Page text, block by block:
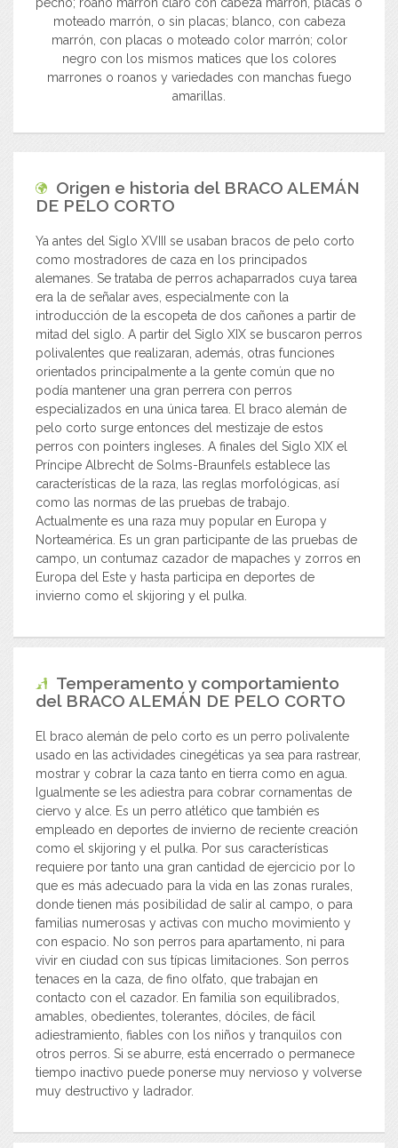
moteado marrón, o sin placas; blanco, con cabeza
marrón, con placas o moteado color marrón; color
negro con los mismos matices que los colores
marrones o roanos y variedades con manchas fuego
amarillas.
Origen e historia del BRACO ALEMÁN
DE PELO CORTO
Ya antes del Siglo XVIII se usaban bracos de pelo corto
como mostradores de caza en los principados
alemanes. Se trataba de perros achaparrados cuya tarea
era la de señalar aves, especialmente con la
introducción de la escopeta de dos cañones a partir de
mitad del siglo. A partir del Siglo XIX se buscaron perros
polivalentes que realizaran, además, otras funciones
orientados principalmente a la gente común que no
podía mantener una gran perrera con perros
especializados en una única tarea. El braco alemán de
pelo corto surge entonces del mestizaje de estos
perros con pointers ingleses. A finales del Siglo XIX el
Príncipe Albrecht de Solms-Braunfels establece las
características de la raza, las reglas morfológicas, así
como las normas de las pruebas de trabajo.
Actualmente es una raza muy popular en Europa y
Norteamérica. Es un gran participante de las pruebas de
campo, un contumaz cazador de mapaches y zorros en
Europa del Este y hasta participa en deportes de
invierno como el skijoring y el pulka.
Temperamento y comportamiento
del BRACO ALEMÁN DE PELO CORTO
El braco alemán de pelo corto es un perro polivalente
usado en las actividades cinegéticas ya sea para rastrear,
mostrar y cobrar la caza tanto en tierra como en agua.
Igualmente se les adiestra para cobrar cornamentas de
ciervo y alce. Es un perro atlético que también es
empleado en deportes de invierno de reciente creación
como el skijoring y el pulka. Por sus características
requiere por tanto una gran cantidad de ejercicio por lo
que es más adecuado para la vida en las zonas rurales,
donde tienen más posibilidad de salir al campo, o para
familias numerosas y activas con mucho movimiento y
con espacio. No son perros para apartamento, ni para
vivir en ciudad con sus típicas limitaciones. Son perros
tenaces en la caza, de fino olfato, que trabajan en
contacto con el cazador. En familia son equilibrados,
amables, obedientes, tolerantes, dóciles, de fácil
adiestramiento, fiables con los niños y tranquilos con
otros perros. Si se aburre, está encerrado o permanece
tiempo inactivo puede ponerse muy nervioso y volverse
muy destructivo y ladrador.